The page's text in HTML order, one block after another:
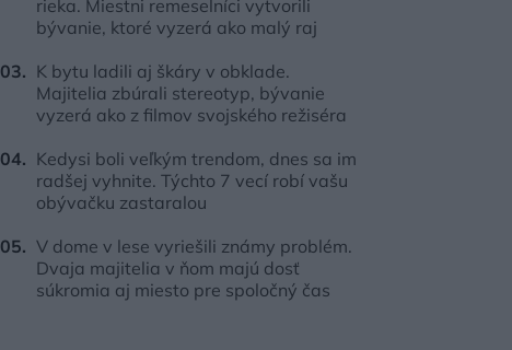
rieka. Miestni remeselníci vytvorili
bývanie, ktoré vyzerá ako malý raj
K bytu ladili aj škáry v obklade.
Majitelia zbúrali stereotyp, bývanie
vyzerá ako z filmov svojského režiséra
Kedysi boli veľkým trendom, dnes sa im
radšej vyhnite. Týchto 7 vecí robí vašu
obývačku zastaralou
V dome v lese vyriešili známy problém.
Dvaja majitelia v ňom majú dosť
súkromia aj miesto pre spoločný čas